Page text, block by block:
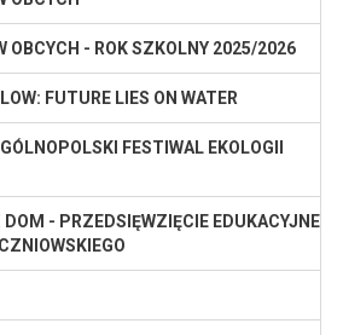
OBCYCH - ROK SZKOLNY 2025/2026
FUTURE LIES ON WATER
FESTIWAL EKOLOGII
DOM - PRZEDSIĘWZIĘCIE EDUKACYJNE